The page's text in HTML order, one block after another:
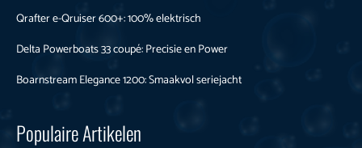
Qrafter e-Qruiser 600+: 100% elektrisch
Delta Powerboats 33 coupé: Precisie en Power
Boarnstream Elegance 1200: Smaakvol seriejacht
Populaire Artikelen